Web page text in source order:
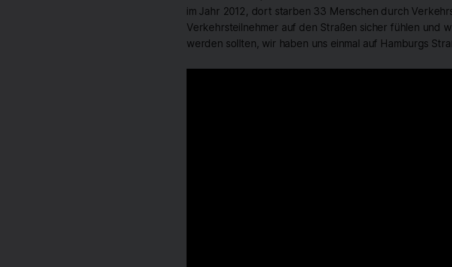
im Jahr 2012, dort starben 33 Menschen durch
Verkehrsteilnehmer auf den Straßen sicher fühlen und
werden sollten, wir haben uns einmal auf Hamburgs